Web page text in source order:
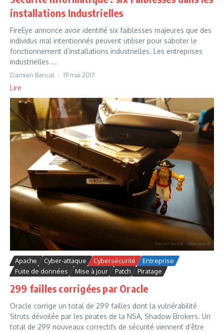
installations Industrielles
FireEye annonce avoir identifié six faiblesses majeures que des
individus mal intentionnés peuvent utiliser pour saboter le
fonctionnement d’installations industrielles. Les entreprises
industrielles ...
Damien Bancal 19 mai 2017
Lire
Apache Cyber-attaque Cybersécurité
Entreprise
Fuite de données
Mise à jour Patch Piratage
299 failles corrigées par Oracle
Oracle corrige un total de 299 failles dont la vulnérabilité
Struts dévoilée par les pirates de la NSA, Shadow Brokers. Un
total de 299 nouveaux correctifs de sécurité viennent d’être